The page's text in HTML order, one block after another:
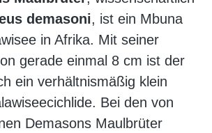
demasoni, ist ein Mbuna
in Afrika. Mit seiner
gerade einmal 8 cm ist der
ein verhältnismäßig klein
Bei den von
Demasons Maulbrüter